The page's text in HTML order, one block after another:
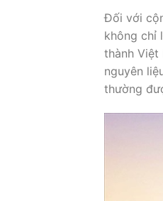
Đối với
không chỉ
thành Việt
nguyên
thường